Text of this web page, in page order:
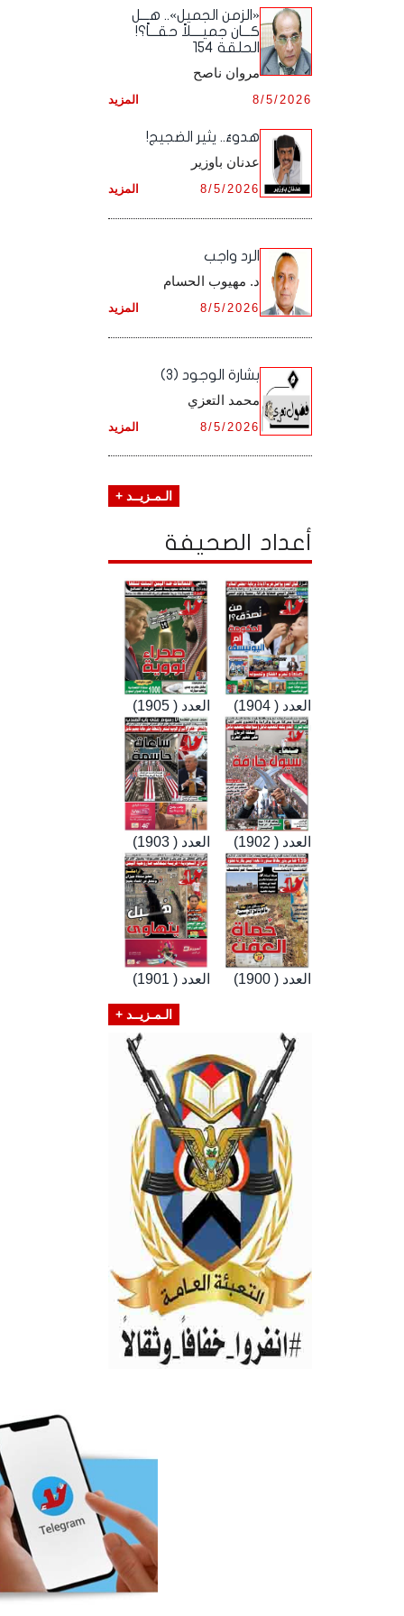
أرشيف شهر نـوفـمـبـر ,
أرشيف شهر ديـسـمـبـر ,
أرشيف شهر أكـتـوبـر ,
أرشيف شهر نـوفـمـبـر ,
أرشيف شهر ديـسـمـبـر ,
أرشيف شهر سـبـتـمـبـر ,
أرشيف شهر أكـتـوبـر ,
أرشيف شهر نـوفـمـبـر ,
أرشيف شهر ديـسـمـبـر ,
«الزمن الجميل».. هـــل
كـــان جميــــلاً حقـــاً؟!
الحلقة 154
مروان ناصح
المزيد 8/5/2026
هدوءٌ.. يثير الضجيج!
عدنان باوزير
المزيد 8/5/2026
الرد واجب
د. مهيوب الحسام
المزيد 8/5/2026
بشارة الوجود (3)
محمد التعزي
المزيد 8/5/2026
الـمـزيــد +
أعداد الصحيفة
العدد ( 1905) العدد ( 1904)
العدد ( 1903) العدد ( 1902)
العدد ( 1901) العدد ( 1900)
الـمـزيــد +